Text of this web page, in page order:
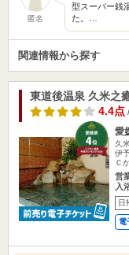
匿名
型スーパー銭
た。…
関連情報から探す
東道後温泉 久米之
4.4点/
愛
久
伊
Ｃ
営
入
日
電